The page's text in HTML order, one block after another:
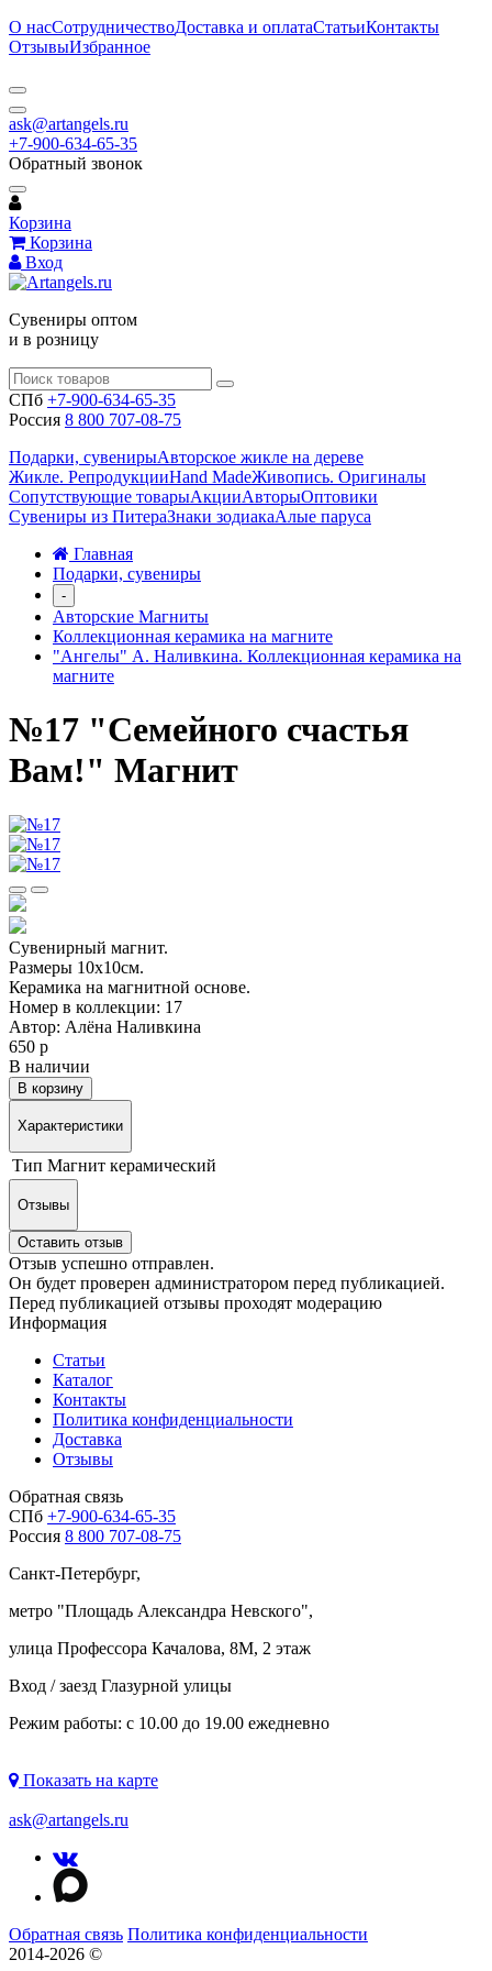
О насСотрудничествоДоставка и оплатаСтатьиКонтакты
ОтзывыИзбранное
ask@artangels.ru
+7-900-634-65-35
Обратный звонок
Корзина
Корзина
Вход
Сувениры оптом
и в розницу
СПб +7-900-634-65-35
Россия 8 800 707-08-75
Подарки, сувенирыАвторское жикле на дереве
Жикле. РепродукцииHand MadeЖивопись. Оригиналы
Сопутствующие товарыАкцииАвторыОптовики
Сувениры из ПитераЗнаки зодиакаАлые паруса
Главная
Подарки, сувениры
-
Авторские Магниты
Коллекционная керамика на магните
"Ангелы" А. Наливкина. Коллекционная керамика на
магните
№17 "Семейного счастья
Вам!" Магнит
Сувенирный магнит.
Размеры 10х10см.
Керамика на магнитной основе.
Номер в коллекции: 17
Автор: Алёна Наливкина
650 р
В наличии
В корзину
Характеристики
Тип Магнит керамический
Отзывы
Оставить отзыв
Отзыв успешно отправлен.
Он будет проверен администратором перед публикацией.
Перед публикацией отзывы проходят модерацию
Информация
Статьи
Каталог
Контакты
Политика конфиденциальности
Доставка
Отзывы
Обратная связь
СПб +7-900-634-65-35
Россия 8 800 707-08-75
Санкт-Петербург,
метро "Площадь Александра Невского",
улица Профессора Качалова, 8М, 2 этаж
Вход / заезд Глазурной улицы
Режим работы: с 10.00 до 19.00 ежедневно
Показать на карте
ask@artangels.ru
Обратная связь Политика конфиденциальности
2014-2026 ©